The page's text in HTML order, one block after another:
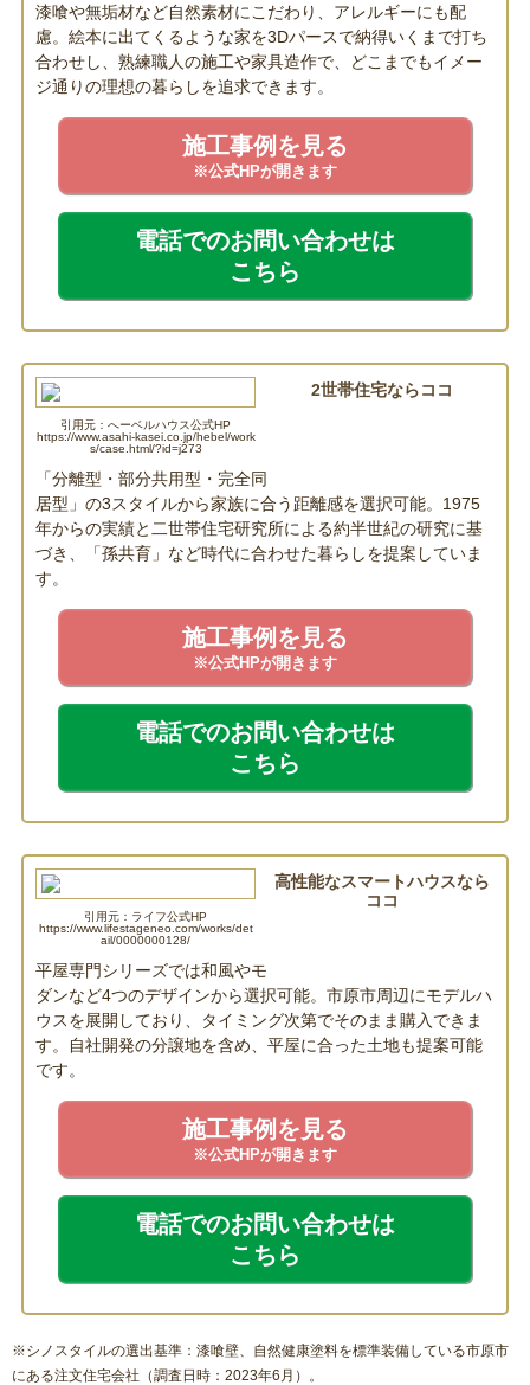
漆喰や無垢材など自然素材にこだわり、アレルギーにも配
慮。絵本に出てくるような家を3Dパースで納得いくまで打ち
合わせし、熟練職人の施工や家具造作で、どこまでもイメー
ジ通りの理想の暮らしを追求できます。
施工事例を見る
※公式HPが開きます
電話でのお問い合わせは
こちら
2世帯住宅ならココ
引用元：へーベルハウス公式HP
https://www.asahi-kasei.co.jp/hebel/work
s/case.html/?id=j273
「分離型・部分共用型・完全同
居型」の3スタイルから家族に合う距離感を選択可能。1975
年からの実績と二世帯住宅研究所による約半世紀の研究に基
づき、「孫共育」など時代に合わせた暮らしを提案していま
す。
施工事例を見る
※公式HPが開きます
電話でのお問い合わせは
こちら
高性能なスマートハウスなら
ココ
引用元：ライフ公式HP
https://www.lifestageneo.com/works/det
ail/0000000128/
平屋専門シリーズでは和風やモ
ダンなど4つのデザインから選択可能。市原市周辺にモデルハ
ウスを展開しており、タイミング次第でそのまま購入できま
す。自社開発の分譲地を含め、平屋に合った土地も提案可能
です。
施工事例を見る
※公式HPが開きます
電話でのお問い合わせは
こちら
※シノスタイルの選出基準：漆喰壁、自然健康塗料を標準装備している市原市
にある注文住宅会社（調査日時：2023年6月）。